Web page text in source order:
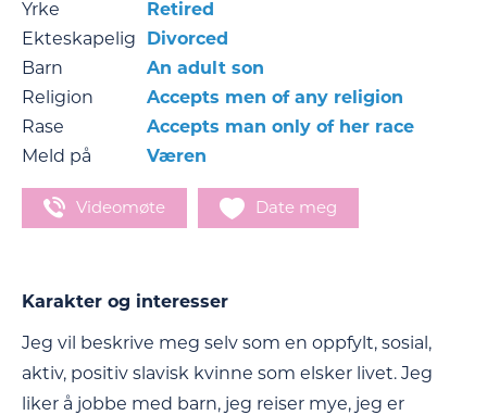
Yrke
Retired
Ekteskapelig
Divorced
Barn
An adult son
Religion
Accepts men of any religion
Rase
Accepts man only of her race
Meld på
Væren
Videomøte Date meg
Karakter og interesser
Jeg vil beskrive meg selv som en oppfylt, sosial,
aktiv, positiv slavisk kvinne som elsker livet. Jeg
liker å jobbe med barn, jeg reiser mye, jeg er